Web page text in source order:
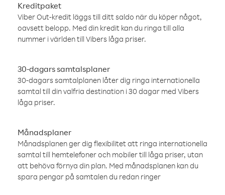
Kreditpaket
Viber Out-kredit läggs till ditt saldo när du köper något,
oavsett belopp. Med din kredit kan du ringa till alla
nummer i världen till Vibers låga priser.
30-dagars samtalsplaner
30-dagars samtalplanen låter dig ringa internationella
samtal till din valfria destination i 30 dagar med Vibers
låga priser.
Månadsplaner
Månadsplanen ger dig flexibilitet att ringa internationella
samtal till hemtelefoner och mobiler till låga priser, utan
att behöva förnya din plan. Med månadsplanen kan du
spara pengar på samtalen du redan ringer